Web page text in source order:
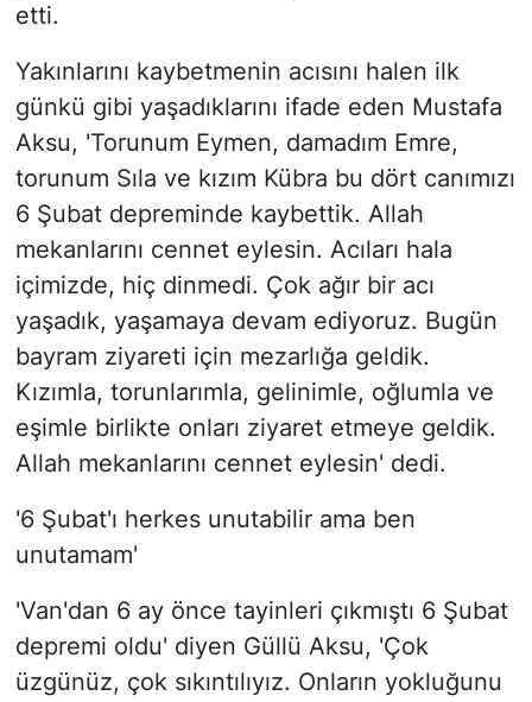
etti.
Yakınlarını kaybetmenin acısını halen ilk
günkü gibi yaşadıklarını ifade eden Mustafa
Aksu, 'Torunum Eymen, damadım Emre,
torunum Sıla ve kızım Kübra bu dört canımızı
6 Şubat depreminde kaybettik. Allah
mekanlarını cennet eylesin. Acıları hala
içimizde, hiç dinmedi. Çok ağır bir acı
yaşadık, yaşamaya devam ediyoruz. Bugün
bayram ziyareti için mezarlığa geldik.
Kızımla, torunlarımla, gelinimle, oğlumla ve
eşimle birlikte onları ziyaret etmeye geldik.
Allah mekanlarını cennet eylesin' dedi.
'6 Şubat'ı herkes unutabilir ama ben
unutamam'
'Van'dan 6 ay önce tayinleri çıkmıştı 6 Şubat
depremi oldu' diyen Güllü Aksu, 'Çok
üzgünüz, çok sıkıntılıyız. Onların yokluğunu